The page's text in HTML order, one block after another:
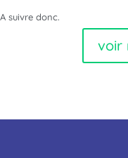
A suivre donc.
voir